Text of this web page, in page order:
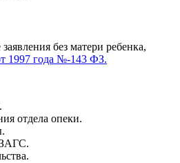
без матери ребенка,
1997 года №-143 ФЗ.
отдела опеки.
ЗАГС.